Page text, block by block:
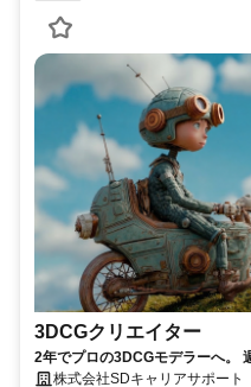
3DCGクリエイター
2年でプロの3DCGモデラーへ。
株式会社SDキャリアサポート